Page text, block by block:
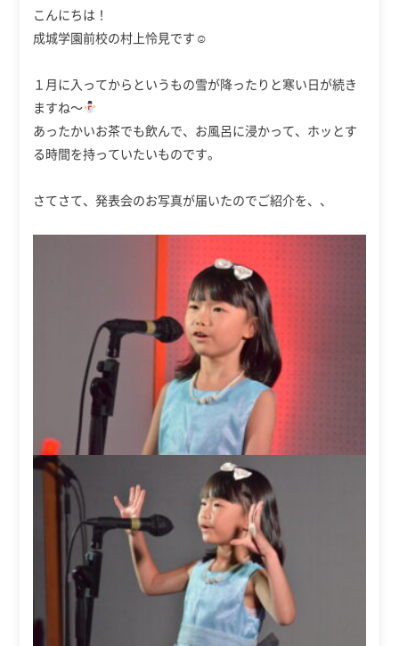
こんにちは！
成城学園前校の村上怜見です☺
１月に入ってからというもの雪が降ったりと寒い日が続き
ますね～
あったかいお茶でも飲んで、お風呂に浸かって、ホッとす
る時間を持っていたいものです。
さてさて、発表会のお写真が届いたのでご紹介を、、